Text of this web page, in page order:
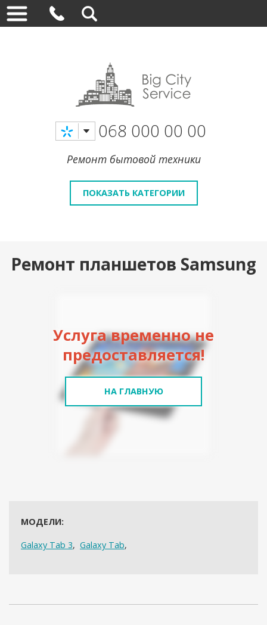
068 000 00 00
Ремонт бытовой техники
ПОКАЗАТЬ КАТЕГОРИИ
Ремонт планшетов Samsung
Услуга временно не
предоставляется!
НА ГЛАВНУЮ
МОДЕЛИ:
Galaxy Tab 3, Galaxy Tab,